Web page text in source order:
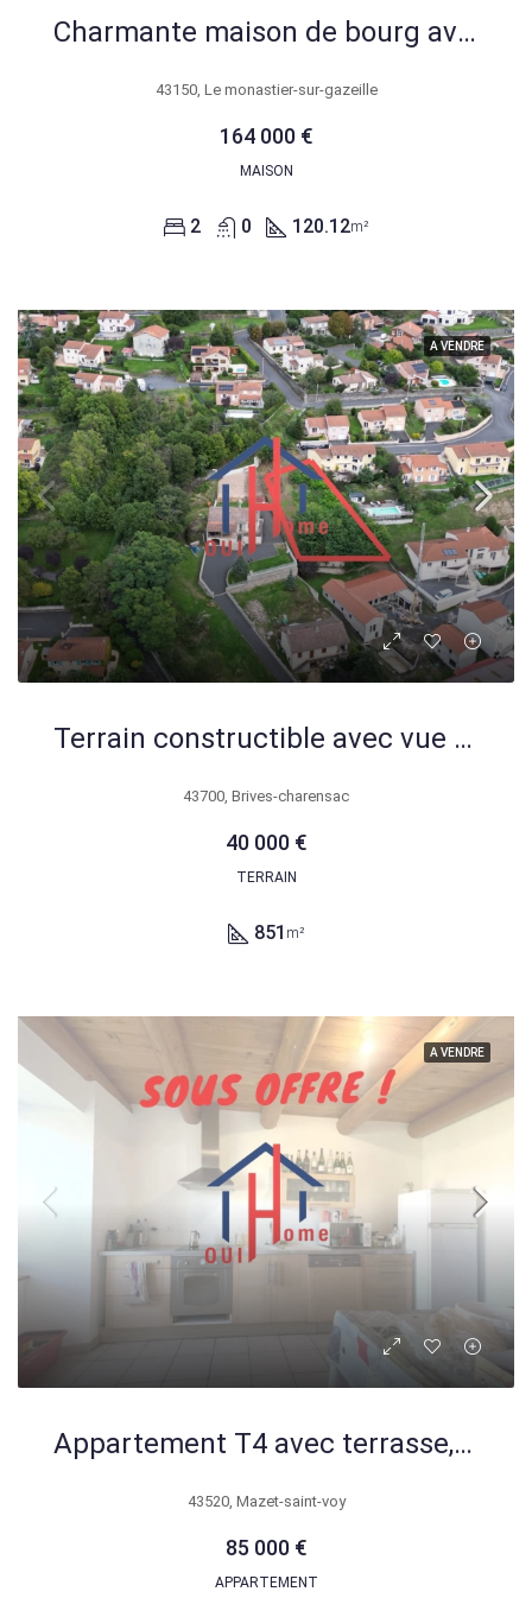
Charmante maison de bourg avec garage et extérieur au Monastier sur Gazeille
43150, Le monastier-sur-gazeille
164 000 €
MAISON
2 0 120.12m²
A VENDRE
Terrain constructible avec vue panoramique à Brives-Charensac – 851m²
43700, Brives-charensac
40 000 €
TERRAIN
851 m²
A VENDRE
Appartement T4 avec terrasse, terrain et cave à Mazet-Saint-Voy
43520, Mazet-saint-voy
85 000 €
APPARTEMENT